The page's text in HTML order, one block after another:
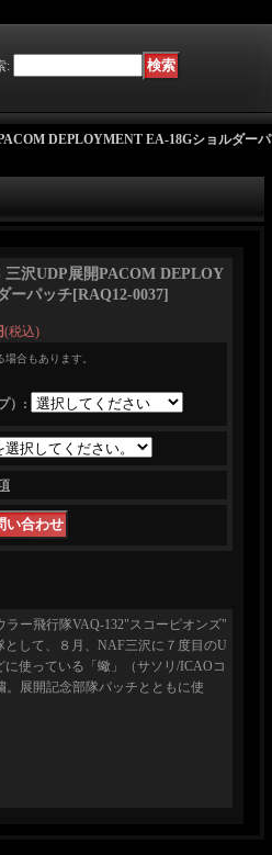
:
DEPLOYMENT EA-18Gショルダーパ
三沢UDP展開PACOM DEPLOY
ーパッチ[RAQ12-0037]
(税込)
合もあります。
） :
ー飛行隊VAQ-132"スコーピオンズ"
して、８月、NAF三沢に７度目のU
使っている「蠍」（サソリ/ICAOコ
展開記念部隊パッチとともに使